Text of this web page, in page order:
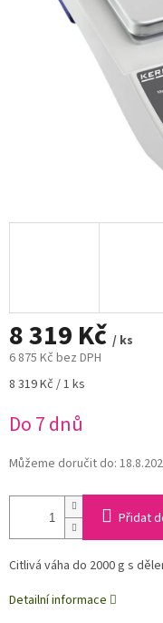
8 319 Kč / ks
6 875 Kč bez DPH
Měrná
8 319 Kč / 1 ks
Do 7 dnů
Můžeme doručit do:
Přidat
Citlivá váha do 2000 g s
Detailní informace